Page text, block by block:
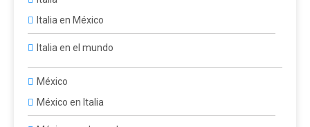
Italia en México
Italia en el mundo
México
México en Italia